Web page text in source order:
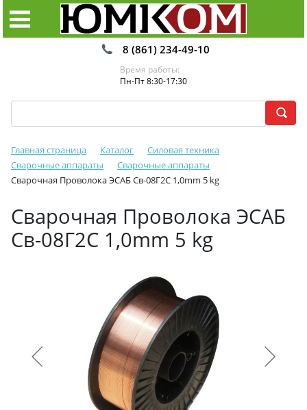
8 (861) 234-49-10
Время работы:
Пн-Пт 8:30-17:30
Главная страница Каталог
Силовая техника
Сварочные аппараты
Сварочные аппараты
Сварочная Проволока ЭСАБ Св-08Г2С 1,0mm 5 kg
Сварочная Проволока ЭСАБ
Св-08Г2С 1,0mm 5 kg